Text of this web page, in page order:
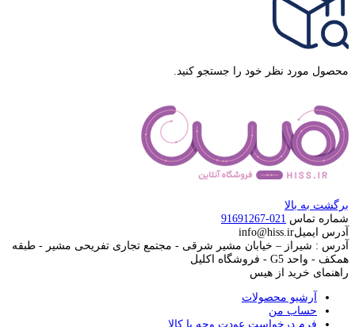
محصول مورد نظر خود را جستجو کنید.
برگشت به بالا
شماره تماس 021-91691267
آدرس ایمیلinfo@hiss.ir
آدرس : شیراز – خیابان مشیر شرقی - مجتمع تجاری تفریحی مشیر - طبقه
همکف - واحد G5 - فروشگاه اکلیل
راهنمای خرید از هیس
آرشیو محصولات
حساب من
فرم درخواست عودت وجه یا کالا